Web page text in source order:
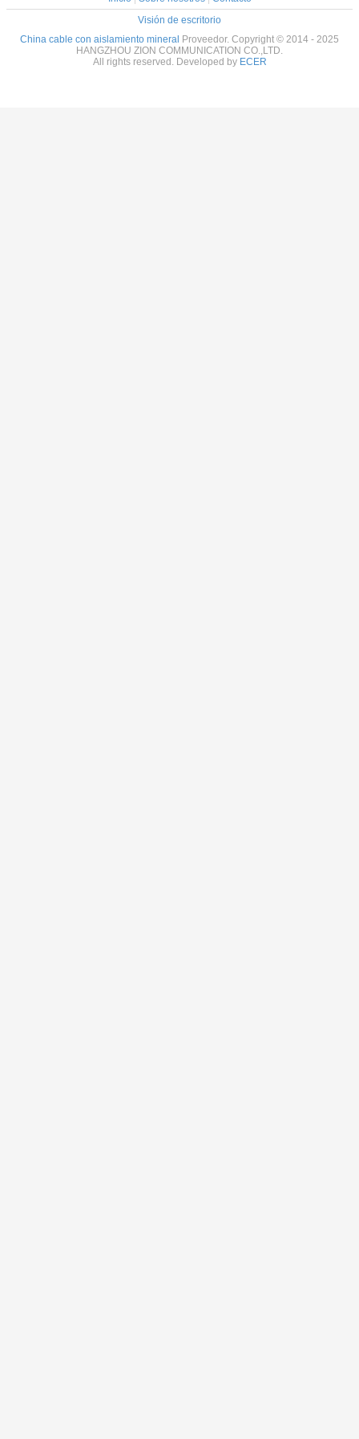
Visión de escritorio
China cable con aislamiento mineral Proveedor. Copyright © 2014 - 2025
HANGZHOU ZION COMMUNICATION CO.,LTD.
All rights reserved. Developed by ECER